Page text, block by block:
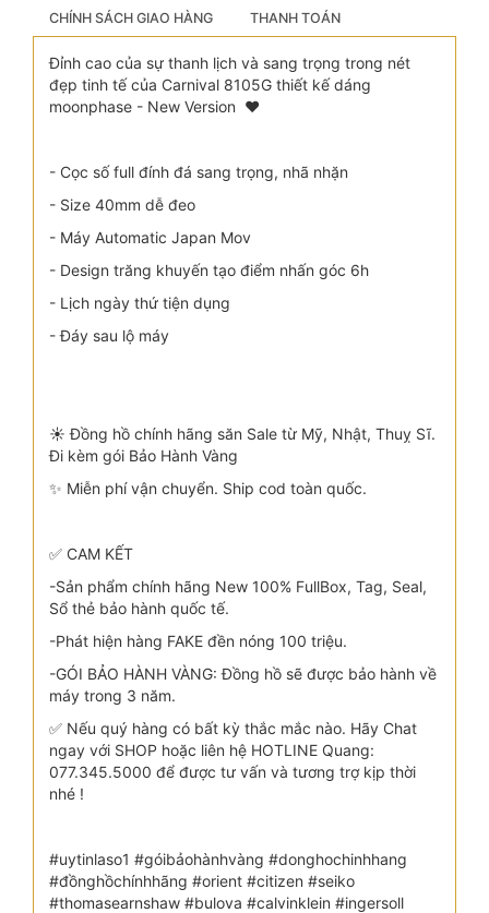
CHÍNH SÁCH GIAO HÀNG THANH TOÁN
Đỉnh cao của sự thanh lịch và sang trọng trong nét
đẹp tinh tế của Carnival 8105G thiết kế dáng
moonphase - New Version ❤
- Cọc số full đính đá sang trọng, nhã nhặn
- Size 40mm dễ đeo
- Máy Automatic Japan Mov
- Design trăng khuyến tạo điểm nhấn góc 6h
- Lịch ngày thứ tiện dụng
- Đáy sau lộ máy
☀️ Đồng hồ chính hãng săn Sale từ Mỹ, Nhật, Thuỵ Sĩ.
Đi kèm gói Bảo Hành Vàng
✨ Miễn phí vận chuyển. Ship cod toàn quốc.
✅ CAM KẾT
-Sản phẩm chính hãng New 100% FullBox, Tag, Seal,
Sổ thẻ bảo hành quốc tế.
-Phát hiện hàng FAKE đền nóng 100 triệu.
-GÓI BẢO HÀNH VÀNG: Đồng hồ sẽ được bảo hành về
máy trong 3 năm.
✅ Nếu quý hàng có bất kỳ thắc mắc nào. Hãy Chat
ngay với SHOP hoặc liên hệ HOTLINE Quang:
077.345.5000 để được tư vấn và tương trợ kịp thời
nhé !
#uytinlaso1 #góibảohànhvàng #donghochinhhang
#đồnghồchínhhãng #orient #citizen #seiko
#thomasearnshaw #bulova #calvinklein #ingersoll